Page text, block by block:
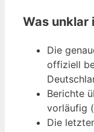
Was unklar
Die
offiziell
Berichte
vorläufig
Die